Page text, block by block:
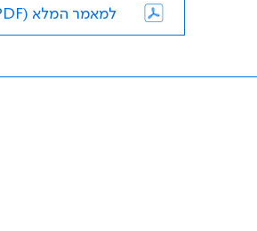
למאמר המלא (PDF)